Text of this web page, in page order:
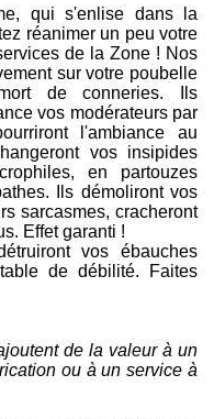
qui s'enlise dans la
réanimer un peu votre
de la Zone ! Nos
sur votre poubelle
de conneries. Ils
vos modérateurs par
l'ambiance au
vos insipides
en partouzes
Ils démoliront vos
sarcasmes, cracheront
Effet garanti !
vos ébauches
de débilité. Faites
de la valeur à un
ou à un service à